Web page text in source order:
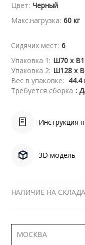
Цвет: Черный
Макс.нагрузка: 60 кг
Сидячих мест: 6
Упаковка 1: Ш70 x
Упаковка 2: Ш128 x
Вес в упаковке: 44.4
Требуется сборка :
Инструкция
3D модель
НАЛИЧИЕ НА
МОСКВА